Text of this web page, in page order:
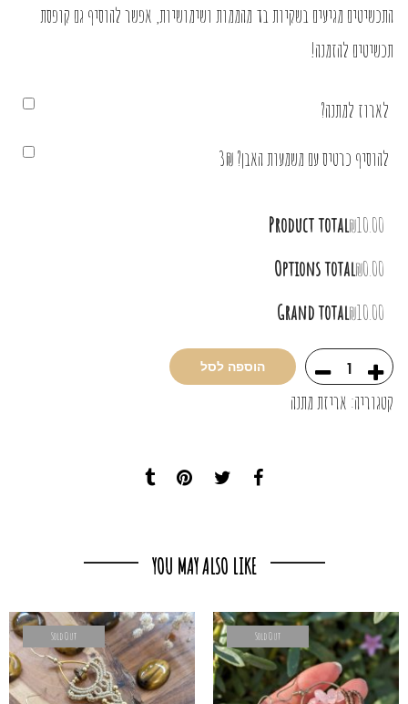
התכשיטים מגיעים בשקיות בד מהממות ושימושיות, אפשר להוסיף גם קופסת
תכשיטים להזמנה!
לארוז למתנה?
להוסיף כרטיס עם משמעות האבן? 3₪
Product total₪10.00
Options total₪0.00
Grand total₪10.00
הוספה לסל
קטגוריה: אריזת מתנה
YOU MAY ALSO LIKE
Sold Out
Sold Out